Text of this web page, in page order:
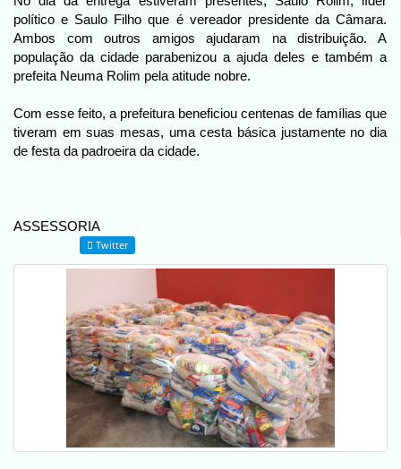
político e Saulo Filho que é vereador presidente da Câmara.
Ambos com outros amigos ajudaram na distribuição. A
população da cidade parabenizou a ajuda deles e também a
prefeita Neuma Rolim pela atitude nobre.
Com esse feito, a prefeitura beneficiou centenas de famílias que
tiveram em suas mesas, uma cesta básica justamente no dia
de festa da padroeira da cidade.
ASSESSORIA
Twitter